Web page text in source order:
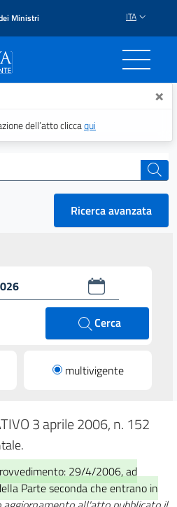
Ministri ITA
Il portale ×
dell’atto cliccaqui
cerca
Ricerca avanzata
Cerca
multivigente
3 aprile 2006, n. 152
29/4/2006, ad
Parte seconda che entrano in